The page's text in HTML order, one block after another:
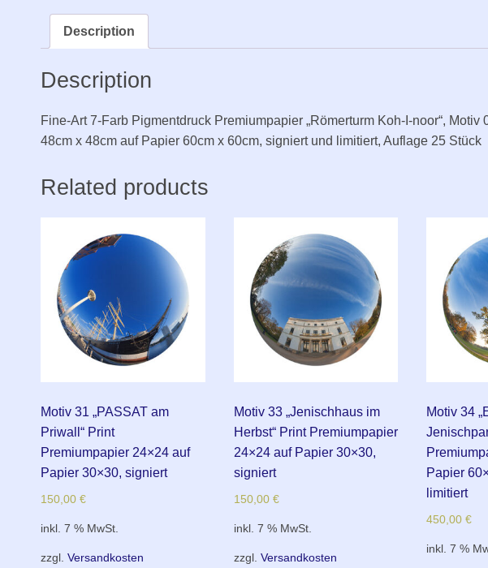
quantity
Description
Description
Fine-Art 7-Farb Pigmentdruck Premiumpapier „Römerturm Koh-I-noor“,
48cm x 48cm auf Papier 60cm x 60cm, signiert und limitiert, Auflage 25 Stück
Related products
Motiv 31 „PASSAT am
Priwall“ Print
Premiumpapier 24×24 auf
Papier 30×30, signiert
150,00 €
inkl. 7 % MwSt.
zzgl. Versandkosten
Motiv 33 „Jenischhaus im
Herbst“ Print Premiumpapier
24×24 auf Papier 30×30,
signiert
150,00 €
inkl. 7 % MwSt.
zzgl. Versandkosten
Motiv 34
Papier
limitiert
450,00€
inkl. 7 %